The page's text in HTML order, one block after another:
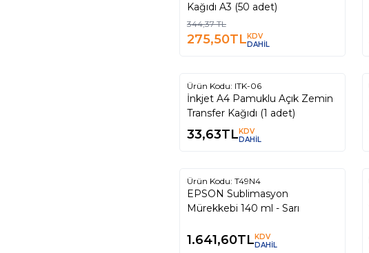
Kağıdı A3 (50 adet)
344,37TL
275,50TLKDV
DAHİL
Ürün Kodu: ITK-06
İnkjet A4 Pamuklu Açık Zemin
Transfer Kağıdı (1 adet)
33,63TLKDV
DAHİL
Ürün Kodu: T49N4
EPSON Sublimasyon
Mürekkebi 140 ml - Sarı
1.641,60TLKDV
DAHİL